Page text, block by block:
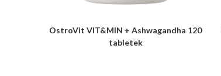
OstroVit VIT&MIN + Ashwagandha 120
tabletek